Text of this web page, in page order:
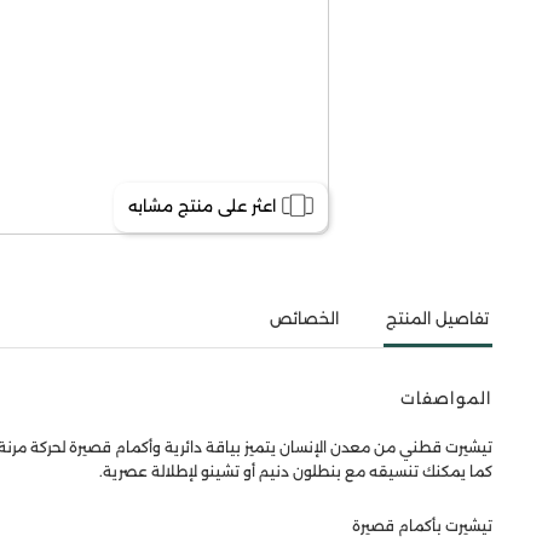
اعثر على منتج مشابه
تفاصيل المنتج الخصائص
المواصفات
تيشيرت قطني من معدن الإنسان يتميز بياقة دائرية وأكمام قصيرة لحركة
كما يمكنك تنسيقه مع بنطلون دنيم أو تشينو لإطلالة عصرية.
تيشيرت بأكمام قصيرة